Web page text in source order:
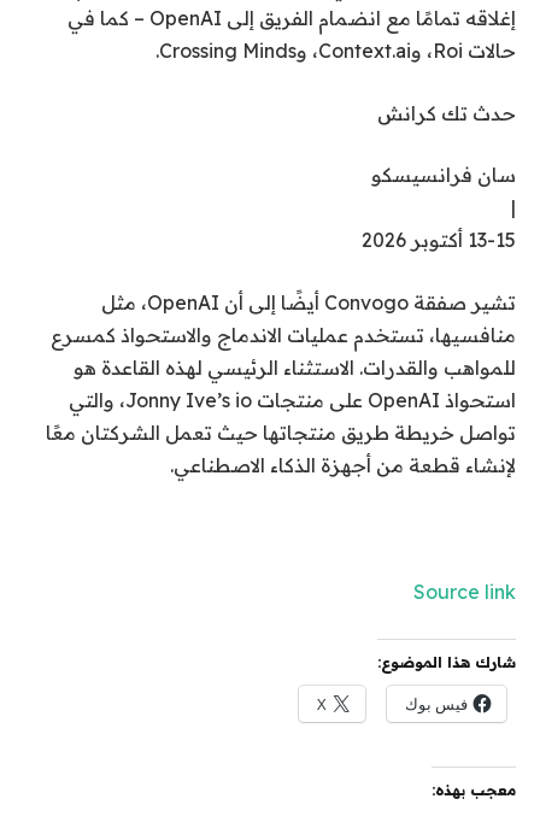
إغلاقه تمامًا مع انضمام الفريق إلى OpenAI – كما في
حالات Roi، وContext.ai، وCrossing Minds.
حدث تك كرانش
سان فرانسيسكو
|
13-15 أكتوبر 2026
تشير صفقة Convogo أيضًا إلى أن OpenAI، مثل
منافسيها، تستخدم عمليات الاندماج والاستحواذ كمسرع
للمواهب والقدرات. الاستثناء الرئيسي لهذه القاعدة هو
استحواذ OpenAI على منتجات Jonny Ive’s io، والتي
تواصل خريطة طريق منتجاتها حيث تعمل الشركتان معًا
لإنشاء قطعة من أجهزة الذكاء الاصطناعي.
Source link
شارك هذا الموضوع:
فيس بوك X
معجب بهذه: